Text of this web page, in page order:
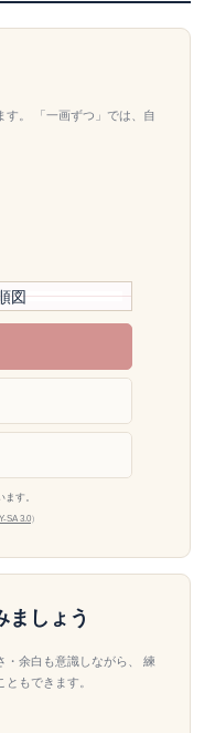
す。 「一画ずつ」では、自
す。
SA 3.0）
ましょう
・余白も意識しながら、 練
もできます。